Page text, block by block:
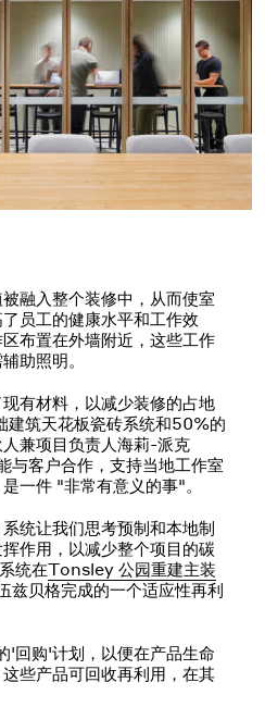
融入整个装修中，从而使室
员工的健康水平和工作效
布置在外墙附近，这些工作
助照明。
有材料，以减少装修的占地
筑天花板瓷砖系统和50%的
兼项目负责人海莉-派克
客户合作，支持当地工作室
一件 "非常有意义的事"。
让我们思考预制和本地制
作用，以减少整个项目的碳
统在Tonsley 公园重建主装
兹贝格完成的一个适应性再利
'回购'计划，以便在产品生命
些产品可回收再利用，在其